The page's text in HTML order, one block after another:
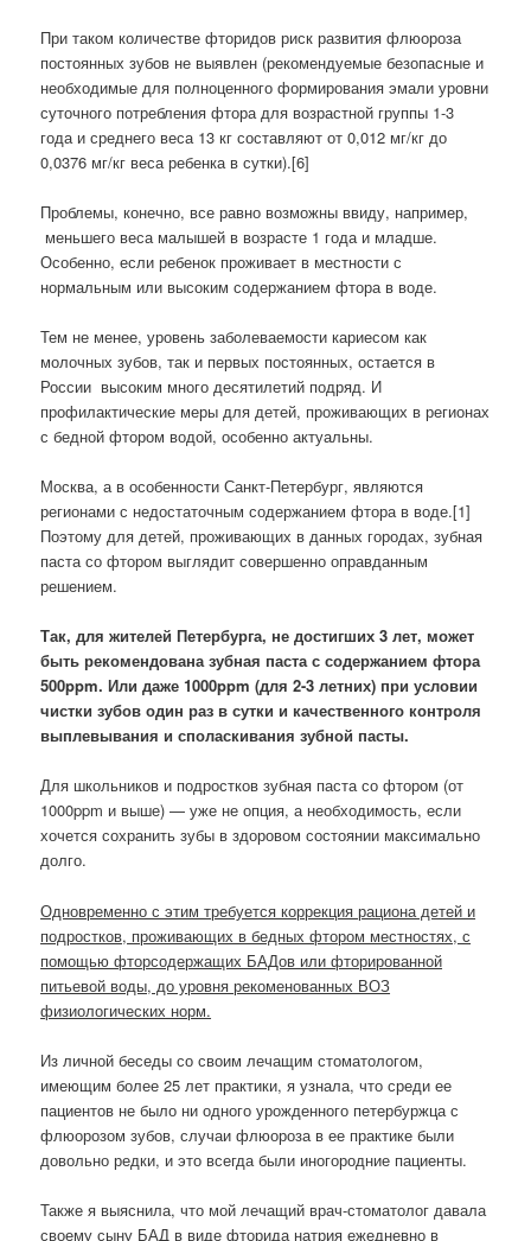
При таком количестве фторидов риск развития флюороза
постоянных зубов не выявлен (рекомендуемые безопасные и
необходимые для полноценного формирования эмали уровни
суточного потребления фтора для возрастной группы 1-3
года и среднего веса 13 кг составляют от 0,012 мг/кг до
0,0376 мг/кг веса ребенка в сутки).[6]
Проблемы, конечно, все равно возможны ввиду, например,
меньшего веса малышей в возрасте 1 года и младше.
Особенно, если ребенок проживает в местности с
нормальным или высоким содержанием фтора в воде.
Тем не менее, уровень заболеваемости кариесом как
молочных зубов, так и первых постоянных, остается в
России высоким много десятилетий подряд. И
профилактические меры для детей, проживающих в регионах
с бедной фтором водой, особенно актуальны.
Москва, а в особенности Санкт-Петербург, являются
регионами с недостаточным содержанием фтора в воде.[1]
Поэтому для детей, проживающих в данных городах, зубная
паста со фтором выглядит совершенно оправданным
решением.
Так, для жителей Петербурга, не достигших 3 лет, может
быть рекомендована зубная паста с содержанием фтора
500ppm. Или даже 1000ppm (для 2-3 летних) при условии
чистки зубов один раз в сутки и качественного контроля
выплевывания и споласкивания зубной пасты.
Для школьников и подростков зубная паста со фтором (от
1000ppm и выше) — уже не опция, а необходимость, если
хочется сохранить зубы в здоровом состоянии максимально
долго.
Одновременно с этим требуется коррекция рациона детей и
подростков, проживающих в бедных фтором местностях, с
помощью фторсодержащих БАДов или фторированной
питьевой воды, до уровня рекоменованных ВОЗ
физиологических норм.
Из личной беседы со своим лечащим стоматологом,
имеющим более 25 лет практики, я узнала, что среди ее
пациентов не было ни одного урожденного петербуржца с
флюорозом зубов, случаи флюороза в ее практике были
довольно редки, и это всегда были иногородние пациенты.
Также я выяснила, что мой лечащий врач-стоматолог давала
своему сыну БАД в виде фторида натрия ежедневно в